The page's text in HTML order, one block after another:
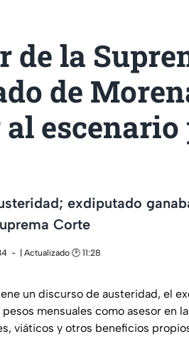
de la
de
al
exdiputado
Corte
| Actualizado 🕑 11:28
un discurso de austeridad, el
mensuales como asesor en
viáticos y otros beneficios